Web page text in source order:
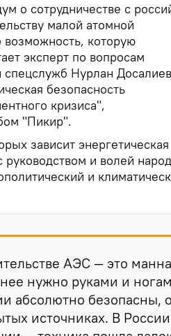
о сотрудничестве с
малой атомной
возможность, которую
эксперт по вопросам
спецслужб Нурлан
безопасность
кризиса",
"Пикир".
зависит энергетическая
и волей
и
АЭС — это манна
нее нужно руками и
абсолютно безопасны, о
источниках. В России